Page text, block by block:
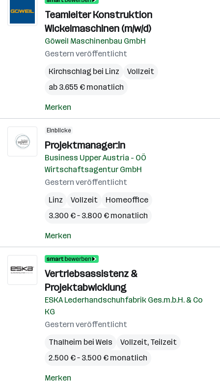
Teamleiter Konstruktion
Wickelmaschinen (m/w/d)
Göweil Maschinenbau GmbH
Gestern veröffentlicht
Kirchschlag bei Linz
Vollzeit
ab 3.655 € monatlich
Merken
Einblicke
Projektmanager:in
Business Upper Austria - OÖ
Wirtschaftsagentur GmbH
Gestern veröffentlicht
Linz
Vollzeit
Homeoffice
3.300 € – 3.800 € monatlich
Merken
Vertriebsassistenz &
Projektabwicklung
ESKA Lederhandschuhfabrik Ges.m.b.H. & Co
KG
Gestern veröffentlicht
Thalheim bei Wels
Vollzeit, Teilzeit
2.500 € – 3.500 € monatlich
Merken